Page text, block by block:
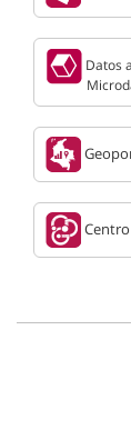
Datos